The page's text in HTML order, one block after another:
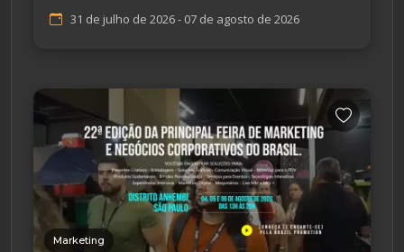
31 de julho de 2026 - 07 de agosto de 2026
Marketing